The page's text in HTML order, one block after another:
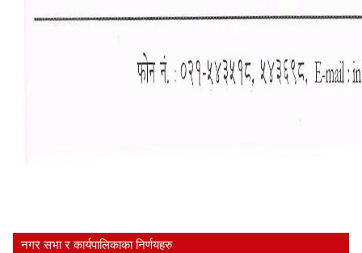
नगर सभा र कार्यपालिकाका निर्णयहरु